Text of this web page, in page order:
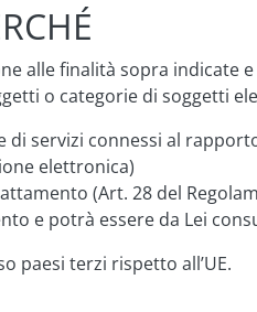
alle finalità sopra indicate
o categorie di soggetti
servizi connessi al
elettronica)
(Art. 28 del
e potrà essere da Lei
paesi terzi rispetto all’UE.